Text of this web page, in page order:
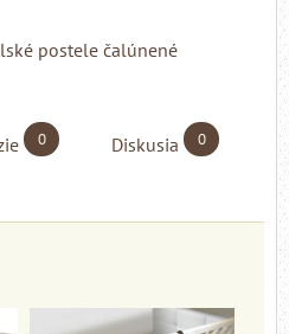
postele čalúnené
0 Diskusia 0